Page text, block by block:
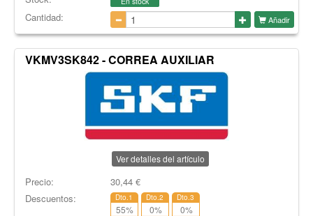
Cantidad: Añadir
VKMV3SK842 - CORREA AUXILIAR
Ver detalles del artículo
Precio: 30,44€
Descuentos:
Dto.1
55%
Dto.2
0%
Dto.3
0%